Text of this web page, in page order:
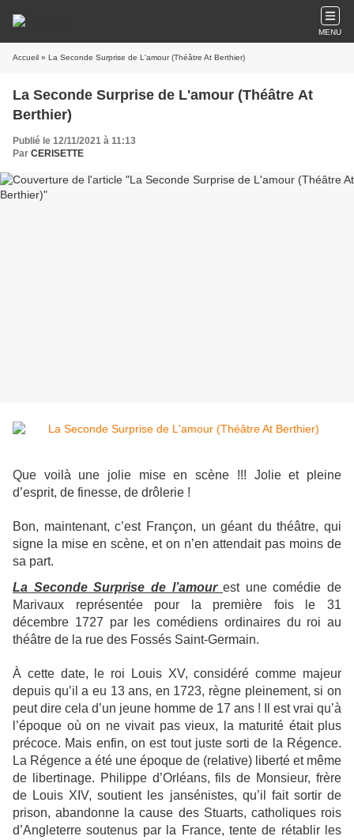
MENU
Accueil » La Seconde Surprise de L'amour (Théâtre At Berthier)
La Seconde Surprise de L'amour (Théâtre At
Berthier)
Publié le 12/11/2021 à 11:13
Par CERISETTE
Que voilà une jolie mise en scène !!! Jolie et pleine
d’esprit, de finesse, de drôlerie !
Bon, maintenant, c’est Françon, un géant du théâtre, qui
signe la mise en scène, et on n’en attendait pas moins de
sa part.
La Seconde Surprise de l’amourest une comédie de
Marivaux représentée pour la première fois le 31
décembre 1727 par les comédiens ordinaires du roi au
théâtre de la rue des Fossés Saint-Germain.
À cette date, le roi Louis XV, considéré comme majeur
depuis qu’il a eu 13 ans, en 1723, règne pleinement, si on
peut dire cela d’un jeune homme de 17 ans ! Il est vrai qu’à
l’époque où on ne vivait pas vieux, la maturité était plus
précoce. Mais enfin, on est tout juste sorti de la Régence.
La Régence a été une époque de (relative) liberté et même
de libertinage. Philippe d’Orléans, fils de Monsieur, frère
de Louis XIV, soutient les jansénistes, qu’il fait sortir de
prison, abandonne la cause des Stuarts, catholiques rois
d’Angleterre soutenus par la France, tente de rétablir les